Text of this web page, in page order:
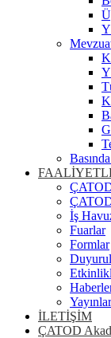
İş
Fuarlar
Formlar
Yayınlar
İLETİŞİM
ÇATOD